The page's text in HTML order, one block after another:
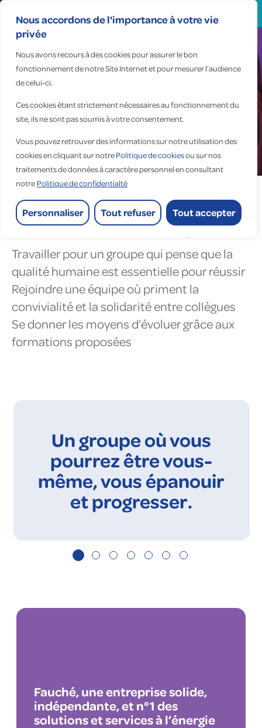
Nous accordons de l'importance à votre vie
privée
Nous avons recours à des cookies pour assurer le bon
fonctionnement de notre Site Internet et pour mesurer l’audience
de celui-ci.
Ces cookies étant strictement nécessaires au fonctionnement du
site, ils ne sont pas soumis à votre consentement.
Vous pouvez retrouver des informations sur notre utilisation des
cookies en cliquant sur notrePolitique de cookiesou sur nos
traitements de données à caractère personnel en consultant
notre Politique de confidentialté
Personnaliser Tout refuser Tout accepter
Travailler chez
Fauché
Accueil > Rejoignez-nous > Travailler chez Fauché
Travailler chez Fauché, c’est…
Travailler pour un groupe qui pense que la
qualité humaine est essentielle pour réussir
Rejoindre une équipe où priment la
convivialité et la solidarité entre collègues
Se donner les moyens d’évoluer grâce aux
formations proposées
Un groupe où vous
pourrez être vous-
même, vous épanouir
et progresser.
Fauché, une entreprise solide,
indépendante, et n°1 des
solutions et services à l’énergie